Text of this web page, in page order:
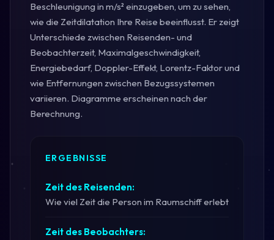
Beschleunigung in m/s² einzugeben, um zu sehen,
wie die Zeitdilatation Ihre Reise beeinflusst. Er zeigt
Unterschiede zwischen Reisenden- und
Beobachterzeit, Maximalgeschwindigkeit,
Energiebedarf, Doppler-Effekt, Lorentz-Faktor und
wie Entfernungen zwischen Bezugssystemen
variieren. Diagramme erscheinen nach der
Berechnung.
ERGEBNISSE
Zeit des Reisenden:
Wie viel Zeit die Person im Raumschiff erlebt
Zeit des Beobachters: